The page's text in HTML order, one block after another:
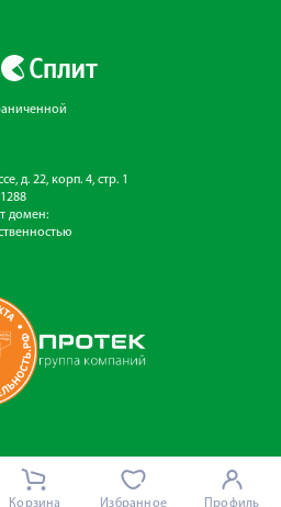
д. 22, корп. 4, стр. 1
домен:
Корзина Избранное Профиль